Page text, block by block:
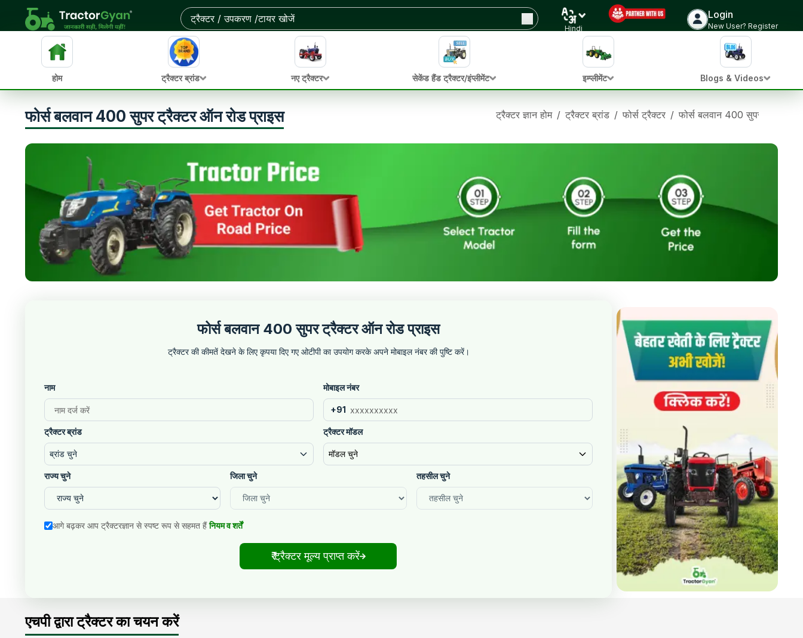
Hindi
Login
New User? Register
होम ट्रैक्टर ब्रांड नए ट्रैक्टर सेकेंड हैंड ट्रैक्टर/इंप्लीमेंट इम्प्लीमेंट Blogs & Videos
फोर्स बलवान 400 सुपर ट्रैक्टर ऑन रोड प्राइस ट्रैक्टर ज्ञान होम / ट्रैक्टर ब्रांड / फोर्स ट्रैक्टर / फोर्स बलवान 400 सुपर
फोर्स बलवान 400 सुपर ट्रैक्टर ऑन रोड प्राइस
ट्रैक्टर की कीमतें देखने के लिए कृपया दिए गए ओटीपी का उपयोग करके अपने मोबाइल नंबर की पुष्टि करें।
नाम मोबाइल नंबर
+91
ट्रैक्टर ब्रांड
ब्रांड चुने
ट्रैक्टर मॉडल
मॉडल चुने
राज्य चुने जिला चुने तहसील चुने
आगे बढ़कर आप ट्रैक्टरज्ञान से स्पष्ट रूप से सहमत हैं नियम व शर्तें
₹ ट्रैक्टर मूल्य प्राप्त करें
एचपी द्वारा ट्रैक्टर का चयन करें